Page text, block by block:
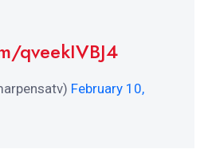
qveekIVBJ4
February 10,